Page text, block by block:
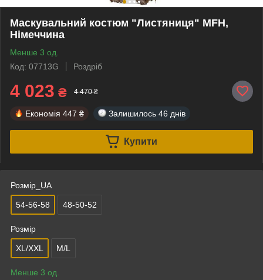
Маскувальний костюм "Листяниця" MFH,
Німеччина
Менше 3 од.
Код: 07713G
Роздріб
4 023 ₴ 4 470 ₴
Економія 447 ₴ Залишилось 46 днів
Купити
Розмір_UA
54-56-58 48-50-52
Розмір
XL/XXL M/L
Менше 3 од.